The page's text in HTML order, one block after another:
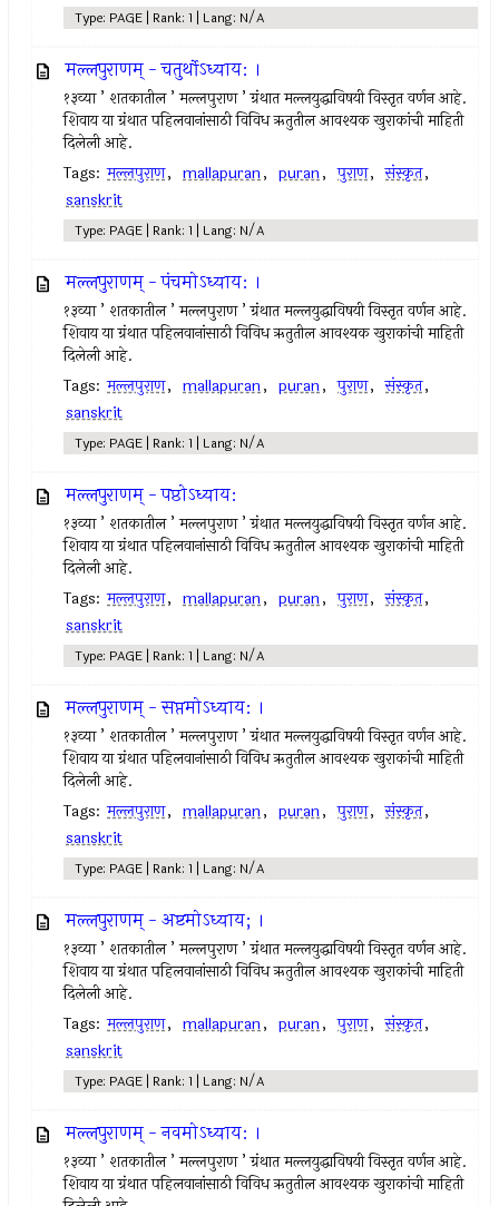
Type: PAGE | Rank: 1 | Lang: N/A
मल्लपुराणम् - चतुर्थोऽध्याय: ।
१३व्या ’ शतकातील ’ मल्लपुराण ’ ग्रंथात मल्लयुद्धाविषयी विस्तृत वर्णन आहे.
शिवाय या ग्रंथात पहिलवानांसाठी विविध ऋतुतील आवश्यक खुराकांची माहिती
दिलेली आहे.
Tags: मल्लपुराण, mallapuran, puran, पुराण, संस्कृत,
sanskrit
Type: PAGE | Rank: 1 | Lang: N/A
मल्लपुराणम् - पंचमोऽध्याय: ।
१३व्या ’ शतकातील ’ मल्लपुराण ’ ग्रंथात मल्लयुद्धाविषयी विस्तृत वर्णन आहे.
शिवाय या ग्रंथात पहिलवानांसाठी विविध ऋतुतील आवश्यक खुराकांची माहिती
दिलेली आहे.
Tags: मल्लपुराण, mallapuran, puran, पुराण, संस्कृत,
sanskrit
Type: PAGE | Rank: 1 | Lang: N/A
मल्लपुराणम् - पप्ठोऽध्याय:
१३व्या ’ शतकातील ’ मल्लपुराण ’ ग्रंथात मल्लयुद्धाविषयी विस्तृत वर्णन आहे.
शिवाय या ग्रंथात पहिलवानांसाठी विविध ऋतुतील आवश्यक खुराकांची माहिती
दिलेली आहे.
Tags: मल्लपुराण, mallapuran, puran, पुराण, संस्कृत,
sanskrit
Type: PAGE | Rank: 1 | Lang: N/A
मल्लपुराणम् - सप्तमोऽध्याय: ।
१३व्या ’ शतकातील ’ मल्लपुराण ’ ग्रंथात मल्लयुद्धाविषयी विस्तृत वर्णन आहे.
शिवाय या ग्रंथात पहिलवानांसाठी विविध ऋतुतील आवश्यक खुराकांची माहिती
दिलेली आहे.
Tags: मल्लपुराण, mallapuran, puran, पुराण, संस्कृत,
sanskrit
Type: PAGE | Rank: 1 | Lang: N/A
मल्लपुराणम् - अष्टमोऽध्याय; ।
१३व्या ’ शतकातील ’ मल्लपुराण ’ ग्रंथात मल्लयुद्धाविषयी विस्तृत वर्णन आहे.
शिवाय या ग्रंथात पहिलवानांसाठी विविध ऋतुतील आवश्यक खुराकांची माहिती
दिलेली आहे.
Tags: मल्लपुराण, mallapuran, puran, पुराण, संस्कृत,
sanskrit
Type: PAGE | Rank: 1 | Lang: N/A
मल्लपुराणम् - नवमोऽध्याय: ।
१३व्या ’ शतकातील ’ मल्लपुराण ’ ग्रंथात मल्लयुद्धाविषयी विस्तृत वर्णन आहे.
शिवाय या ग्रंथात पहिलवानांसाठी विविध ऋतुतील आवश्यक खुराकांची माहिती